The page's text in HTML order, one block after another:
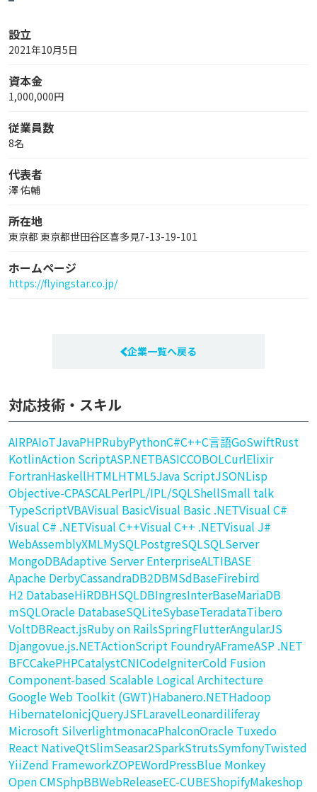
設立
2021年10月5日
資本金
1,000,000円
従業員数
8名
代表者
澤 佑輔
所在地
東京都 東京都世田谷区喜多見7-13-19-101
ホームページ
https://flyingstar.co.jp/
企業一覧へ戻る
対応技術・スキル
AIRPAIoTJavaPHPRubyPythonC#C++C言語GoSwiftRust
KotlinAction ScriptASP.NETBASICCOBOLCurlElixir
FortranHaskellHTMLHTML5Java ScriptJSONLisp
Objective-CPASCALPerlPL/IPL/SQLShellSmall talk
TypeScriptVBAVisual BasicVisual Basic .NETVisual C#
Visual C# .NETVisual C++Visual C++ .NETVisual J#
WebAssemblyXMLMySQLPostgreSQLSQLServer
MongoDBAdaptive Server EnterpriseALTIBASE
Apache DerbyCassandraDB2DBMSdBaseFirebird
H2 DatabaseHiRDBHSQLDBIngresInterBaseMariaDB
mSQLOracle DatabaseSQLiteSybaseTeradataTibero
VoltDBReact.jsRuby on RailsSpringFlutterAngularJS
Djangovue.js.NETActionScript FoundryAFrameASP .NET
BFCCakePHPCatalystCNICodeIgniterCold Fusion
Component-based Scalable Logical Architecture
Google Web Toolkit (GWT)Habanero.NETHadoop
HibernateIonicjQueryJSFLaravelLeonardiliferay
Microsoft SilverlightmonacaPhalconOracle Tuxedo
React NativeQtSlimSeasar2SparkStrutsSymfonyTwisted
YiiZend FrameworkZOPEWordPressBlue Monkey
Open CMSphpBBWebReleaseEC-CUBEShopifyMakeshop